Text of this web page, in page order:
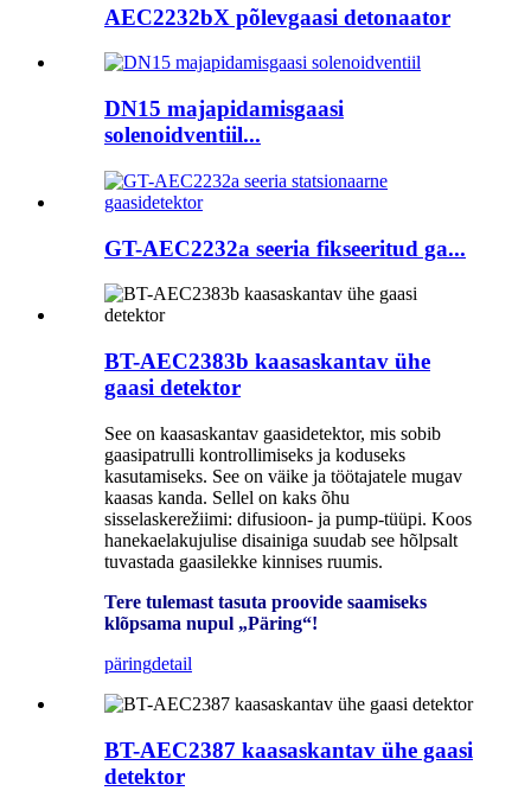
AEC2232bX põlevgaasi detonaator
DN15 majapidamisgaasi
solenoidventiil...
GT-AEC2232a seeria fikseeritud ga...
BT-AEC2383b kaasaskantav ühe
gaasi detektor
See on kaasaskantav gaasidetektor, mis sobib
gaasipatrulli kontrollimiseks ja koduseks
kasutamiseks. See on väike ja töötajatele mugav
kaasas kanda. Sellel on kaks õhu
sisselaskerežiimi: difusioon- ja pump-tüüpi. Koos
hanekaelakujulise disainiga suudab see hõlpsalt
tuvastada gaasilekke kinnises ruumis.
Tere tulemast tasuta proovide saamiseks
klõpsama nupul „Päring“!
päringdetail
BT-AEC2387 kaasaskantav ühe gaasi
detektor